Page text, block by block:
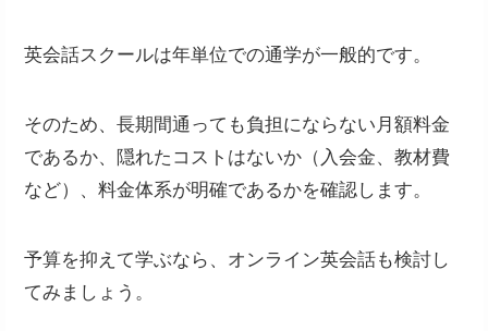
英会話スクールは年単位での通学が一般的です。
そのため、長期間通っても負担にならない月額料金
であるか、隠れたコストはないか（入会金、教材費
など）、料金体系が明確であるかを確認します。
予算を抑えて学ぶなら、オンライン英会話も検討し
てみましょう。